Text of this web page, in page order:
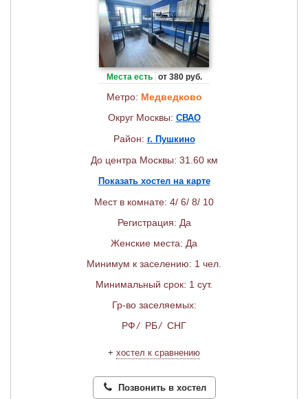
Места есть от 380 руб.
Метро: Медведково
Округ Москвы: СВАО
Район: г. Пушкино
До центра Москвы: 31.60 км
Показать хостел на карте
Мест в комнате: 4/ 6/ 8/ 10
Регистрация: Да
Женские места: Да
Минимум к заселению: 1 чел.
Минимальный срок: 1 сут.
Гр-во заселяемых:
РФ/ РБ/ СНГ
+ хостел к сравнению
Позвонить в хостел